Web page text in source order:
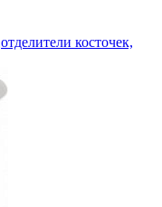
косточек,